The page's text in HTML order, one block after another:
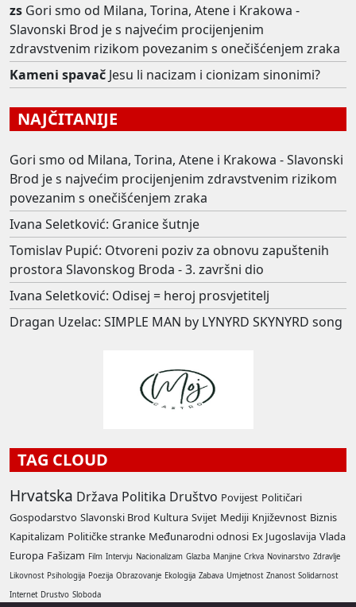
zs Gori smo od Milana, Torina, Atene i Krakowa -
Slavonski Brod je s najvećim procijenjenim
zdravstvenim rizikom povezanim s onečišćenjem zraka
Kameni spavač Jesu li nacizam i cionizam sinonimi?
NAJČITANIJE
Gori smo od Milana, Torina, Atene i Krakowa - Slavonski
Brod je s najvećim procijenjenim zdravstvenim rizikom
povezanim s onečišćenjem zraka
Ivana Seletković: Granice šutnje
Tomislav Pupić: Otvoreni poziv za obnovu zapuštenih
prostora Slavonskog Broda - 3. završni dio
Ivana Seletković: Odisej = heroj prosvjetitelj
Dragan Uzelac: SIMPLE MAN by LYNYRD SKYNYRD song
TAG CLOUD
Hrvatska Država Politika Društvo Povijest Političari
Gospodarstvo Slavonski Brod Kultura Svijet Mediji Književnost Biznis
Kapitalizam Političke stranke Međunarodni odnosi Ex Jugoslavija Vlada
Europa Fašizam Film Intervju Nacionalizam Glazba Manjine Crkva Novinarstvo Zdravlje
Likovnost Psihologija Poezija Obrazovanje Ekologija Zabava Umjetnost Znanost Solidarnost
Internet Drustvo Sloboda